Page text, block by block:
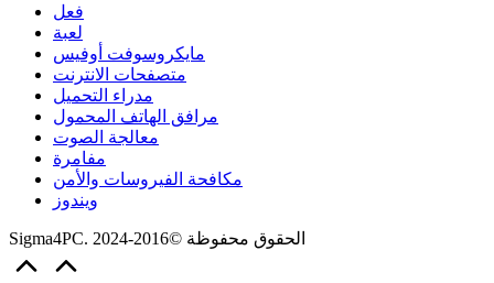
فعل
لعبة
مايكروسوفت أوفيس
متصفحات الانترنت
مدراء التحميل
مرافق الهاتف المحمول
معالجة الصوت
مفامرة
مكافحة الفيروسات والأمن
ويندوز
Sigma4PC. الحقوق محفوظة ©2016-2024